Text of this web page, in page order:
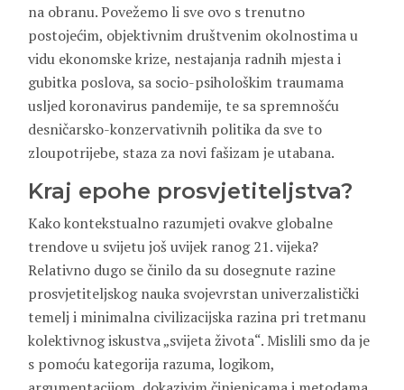
na obranu. Povežemo li sve ovo s trenutno
postojećim, objektivnim društvenim okolnostima u
vidu ekonomske krize, nestajanja radnih mjesta i
gubitka poslova, sa socio-psihološkim traumama
usljed koronavirus pandemije, te sa spremnošću
desničarsko-konzervativnih politika da sve to
zloupotrijebe, staza za novi fašizam je utabana.
Kraj epohe prosvjetiteljstva?
Kako kontekstualno razumjeti ovakve globalne
trendove u svijetu još uvijek ranog 21. vijeka?
Relativno dugo se činilo da su dosegnute razine
prosvjetiteljskog nauka svojevrstan univerzalistički
temelj i minimalna civilizacijska razina pri tretmanu
kolektivnog iskustva „svijeta života“. Mislili smo da je
s pomoću kategorija razuma, logikom,